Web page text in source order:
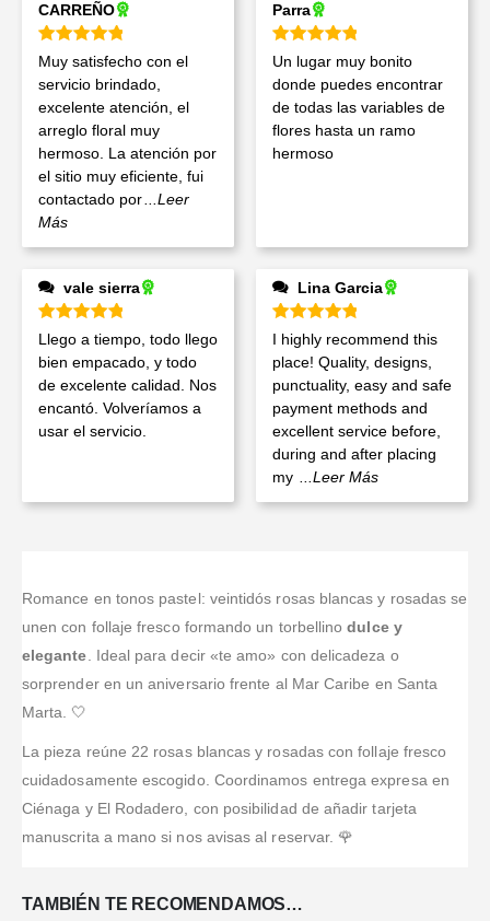
CARREÑO
Valorado en5 de 5
Muy satisfecho con el
servicio brindado,
excelente atención, el
arreglo floral muy
hermoso. La atención por
el sitio muy eficiente, fui
contactado por...Leer
Más
Parra
Valorado en 5de 5
Un lugar muy bonito
donde puedes encontrar
de todas las variables de
flores hasta un ramo
hermoso
vale sierra
Valorado en5 de 5
Llego a tiempo, todo llego
bien empacado, y todo
de excelente calidad. Nos
encantó. Volveríamos a
usar el servicio.
Lina Garcia
Valorado en5de 5
I highly recommend this
place! Quality, designs,
punctuality, easy and safe
payment methods and
excellent service before,
during and after placing
my ...Leer Más
Romance en tonos pastel: veintidós rosas blancas y rosadas se
unen con follaje fresco formando un torbellinodulce y
elegante. Ideal para decir «te amo» con delicadeza o
sorprender en un aniversario frente al Mar Caribe en Santa
Marta. 🤍
La pieza reúne 22 rosas blancas y rosadas con follaje fresco
cuidadosamente escogido. Coordinamos entrega expresa en
Ciénaga y El Rodadero, con posibilidad de añadir tarjeta
manuscrita a mano si nos avisas al reservar. 🌹
TAMBIÉN TE RECOMENDAMOS…